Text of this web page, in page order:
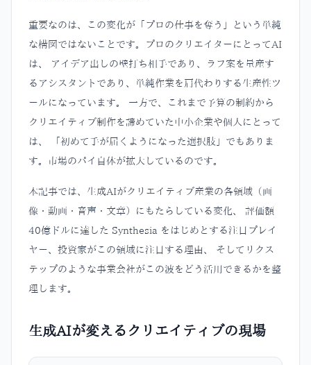
重要なのは、この変化が「プロの仕事を奪う」という単純
な構図ではないことです。プロのクリエイターにとってAI
は、 アイデア出しの壁打ち相手であり、ラフ案を量産す
るアシスタントであり、単純作業を肩代わりする生産性ツ
ールになっています。 一方で、これまで予算の制約から
クリエイティブ制作を諦めていた中小企業や個人にとって
は、 「初めて手が届くようになった選択肢」でもありま
す。市場のパイ自体が拡大しているのです。
本記事では、生成AIがクリエイティブ産業の各領域（画
像・動画・音声・文章）にもたらしている変化、 評価額
40億ドルに達した Synthesia をはじめとする注目プレイ
ヤー、投資家がこの領域に注目する理由、 そしてリクス
テップのような事業会社がこの波をどう活用できるかを整
理します。
生成AIが変えるクリエイティブの現場